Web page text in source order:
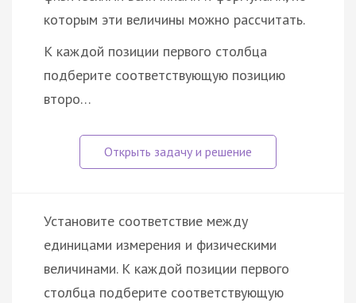
которым эти величины можно рассчитать.
К каждой позиции первого столбца
подберите соответствующую позицию
второ…
Установите соответствие между
единицами измерения и физическими
величинами. К каждой позиции первого
столбца подберите соответствующую